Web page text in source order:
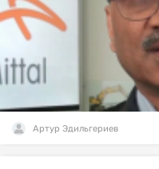
Артур Эдильгериев